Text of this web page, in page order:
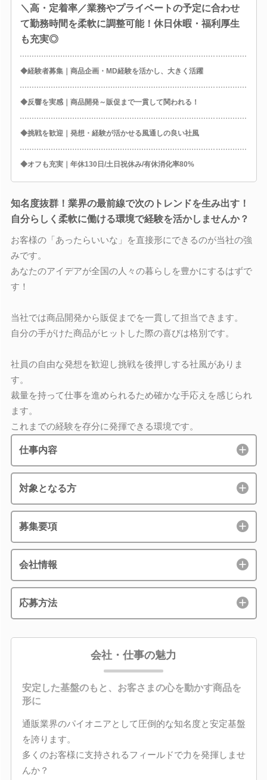
＼高・定着率／業務やプライベートの予定に合わせ
て勤務時間を柔軟に調整可能！休日休暇・福利厚生
も充実◎
◆経験者募集｜商品企画・MD経験を活かし、大きく活躍
◆反響を実感｜商品開発～販促まで一貫して関われる！
◆挑戦を歓迎｜発想・経験が活かせる風通しの良い社風
◆オフも充実｜年休130日/土日祝休み/有休消化率80%
知名度抜群！業界の最前線で次のトレンドを生み出す！
自分らしく柔軟に働ける環境で経験を活かしませんか？
お客様の「あったらいいな」を直接形にできるのが当社の強
みです。
あなたのアイデアが全国の人々の暮らしを豊かにするはずで
す！
当社では商品開発から販促までを一貫して担当できます。
自分の手がけた商品がヒットした際の喜びは格別です。
社員の自由な発想を歓迎し挑戦を後押しする社風がありま
す。
裁量を持って仕事を進められるため確かな手応えを感じられ
ます。
これまでの経験を存分に発揮できる環境です。
仕事内容
対象となる方
募集要項
会社情報
応募方法
会社・仕事の魅力
安定した基盤のもと、お客さまの心を動かす商品を
形に
通販業界のパイオニアとして圧倒的な知名度と安定基盤
を誇ります。
多くのお客様に支持されるフィールドで力を発揮しませ
んか？